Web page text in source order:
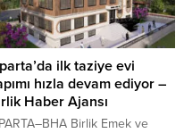
şüpheliler hakkında
soruşturma kapsamında
alınan ve adli kontrolle
bırakılan 4 kişi için
bulundu. Soruşturma,
Polat ve Dilan...
ilk taziye evi
hızla devam ediyor –
Haber Ajansı
Birlik Emek ve